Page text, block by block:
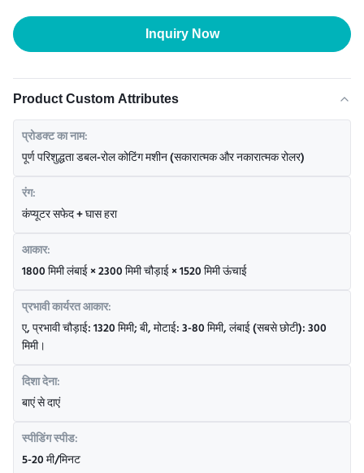
Inquiry Now
Product Custom Attributes
प्रोडक्ट का नाम:
पूर्ण परिशुद्धता डबल-रोल कोटिंग मशीन (सकारात्मक और नकारात्मक रोलर)
रंग:
कंप्यूटर सफेद + घास हरा
आकार:
1800 मिमी लंबाई × 2300 मिमी चौड़ाई × 1520 मिमी ऊंचाई
प्रभावी कार्यरत आकार:
ए, प्रभावी चौड़ाई: 1320 मिमी; बी, मोटाई: 3-80 मिमी, लंबाई (सबसे छोटी): 300
मिमी।
दिशा देना:
बाएं से दाएं
स्पीडिंग स्पीड:
5-20 मी/मिनट